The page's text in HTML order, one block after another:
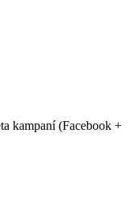
kampaní (Facebook +